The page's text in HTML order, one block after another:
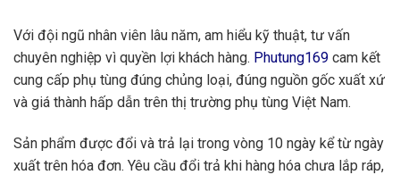
Với đội ngũ nhân viên lâu năm, am hiểu kỹ thuật, tư vấn
chuyên nghiệp vì quyền lợi khách hàng. Phutung169 cam kết
cung cấp phụ tùng đúng chủng loại, đúng nguồn gốc xuất xứ
và giá thành hấp dẫn trên thị trường phụ tùng Việt Nam.
Sản phẩm được đổi và trả lại trong vòng 10 ngày kể từ ngày
xuất trên hóa đơn. Yêu cầu đổi trả khi hàng hóa chưa lắp ráp,